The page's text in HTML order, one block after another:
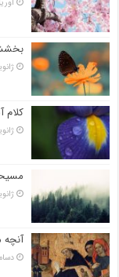
آوریل
ژانویه
کلام
ژانویه
ژانویه
آنچه
دسامبر